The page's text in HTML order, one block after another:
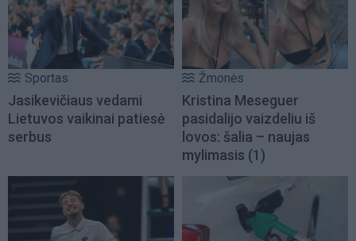
Sportas
Jasikevičiaus vedami
Lietuvos vaikinai patiesė
serbus
Žmonės
Kristina Meseguer
pasidalijo vaizdeliu iš
lovos: šalia – naujas
mylimasis (1)